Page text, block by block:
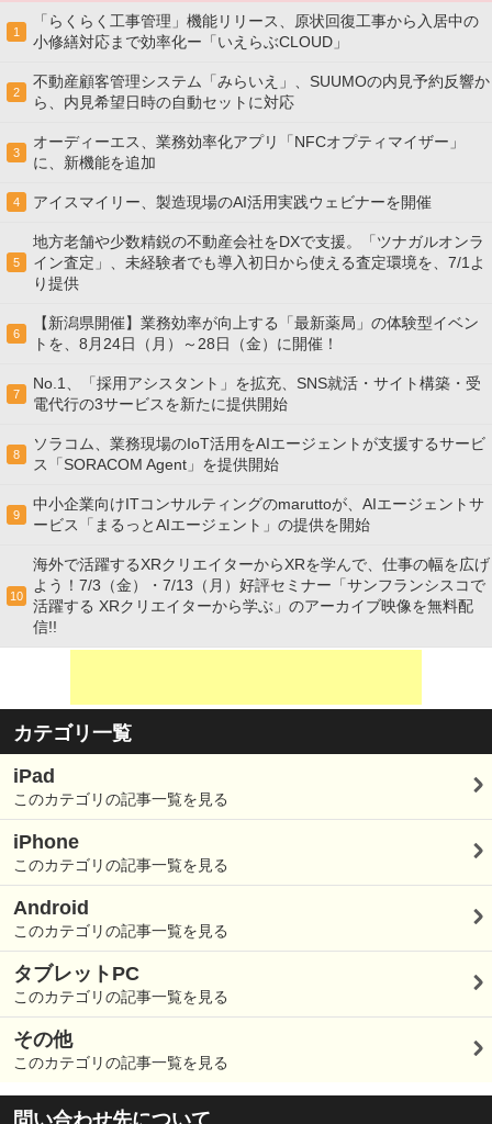
1
「らくらく工事管理」機能リリース、原状回復工事から入居中の
小修繕対応まで効率化ー「いえらぶCLOUD」
2
不動産顧客管理システム「みらいえ」、SUUMOの内見予約反響か
ら、内見希望日時の自動セットに対応
3
オーディーエス、業務効率化アプリ「NFCオプティマイザー」
に、新機能を追加
4 アイスマイリー、製造現場のAI活用実践ウェビナーを開催
5
地方老舗や少数精鋭の不動産会社をDXで支援。「ツナガルオンラ
イン査定」、未経験者でも導入初日から使える査定環境を、7/1よ
り提供
6
【新潟県開催】業務効率が向上する「最新薬局」の体験型イベン
トを、8月24日（月）～28日（金）に開催！
7
No.1、「採用アシスタント」を拡充、SNS就活・サイト構築・受
電代行の3サービスを新たに提供開始
8
ソラコム、業務現場のIoT活用をAIエージェントが支援するサービ
ス「SORACOM Agent」を提供開始
9
中小企業向けITコンサルティングのmaruttoが、AIエージェントサ
ービス「まるっとAIエージェント」の提供を開始
10
海外で活躍するXRクリエイターからXRを学んで、仕事の幅を広げ
よう！7/3（金）・7/13（月）好評セミナー「サンフランシスコで
活躍する XRクリエイターから学ぶ」のアーカイブ映像を無料配
信!!
カテゴリ一覧
iPad
このカテゴリの記事一覧を見る
iPhone
このカテゴリの記事一覧を見る
Android
このカテゴリの記事一覧を見る
タブレットPC
このカテゴリの記事一覧を見る
その他
このカテゴリの記事一覧を見る
問い合わせ先について